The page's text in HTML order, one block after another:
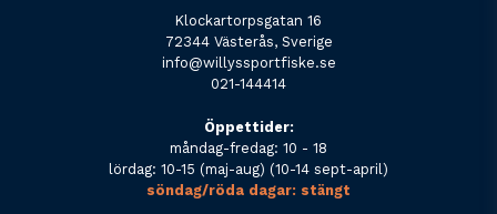
Klockartorpsgatan 16
72344 Västerås, Sverige
info@willyssportfiske.se
021-144414
Öppettider:
måndag-fredag: 10 - 18
lördag: 10-15 (maj-aug) (10-14 sept-april)
söndag/röda dagar: stängt